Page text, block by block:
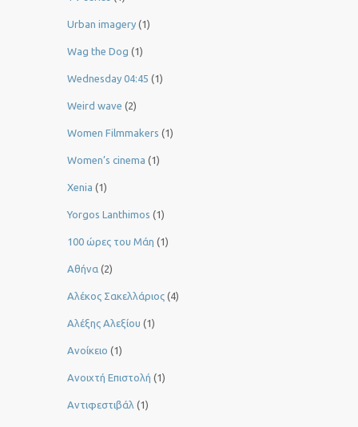
Urban imagery (1)
Wag the Dog (1)
Wednesday 04:45 (1)
Weird wave (2)
Women Filmmakers (1)
Women’s cinema (1)
Xenia (1)
Yorgos Lanthimos (1)
100 ώρες του Μάη (1)
Αθήνα (2)
Αλέκος Σακελλάριος (4)
Αλέξης Αλεξίου (1)
Ανοίκειο (1)
Ανοιχτή Επιστολή (1)
Αντιφεστιβάλ (1)